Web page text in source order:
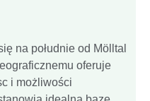
na południe od Mölltal
oferuje
i możliwości